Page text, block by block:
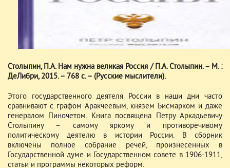
Столыпин, П.А. Нам нужна великая Россия / П.А. Столыпин. – М. :
ДеЛибри, 2015. – 768 с. – (Русские мыслители).
Этого государственного деятеля России в наши дни часто
сравнивают с графом Аракчеевым, князем Бисмарком и даже
генералом Пиночетом. Книга посвящена Петру Аркадьевичу
Столыпину – самому яркому и противоречивому
политическому деятелю в истории России. В сборник
включены полное собрание речей, произнесенных в
Государственной думе и Государственном совете в 1906-1911,
статьи и программы некоторых реформ.